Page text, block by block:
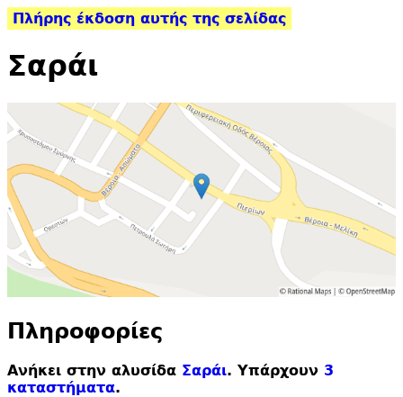
Πλήρης έκδοση αυτής της σελίδας
Σαράι
Πληροφορίες
Ανήκει στην αλυσίδα Σαράι. Υπάρχουν 3
καταστήματα.